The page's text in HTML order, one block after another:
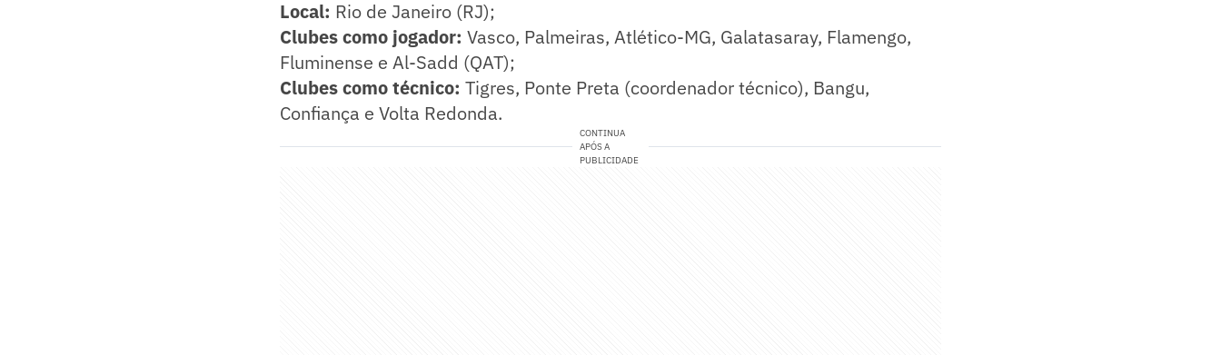
Local: Rio de Janeiro (RJ);
Clubes como jogador: Vasco, Palmeiras, Atlético-MG, Galatasaray, Flamengo,
Fluminense e Al-Sadd (QAT);
Clubes como técnico: Tigres, Ponte Preta (coordenador técnico), Bangu,
Confiança e Volta Redonda.
CONTINUA
APÓS A
PUBLICIDADE